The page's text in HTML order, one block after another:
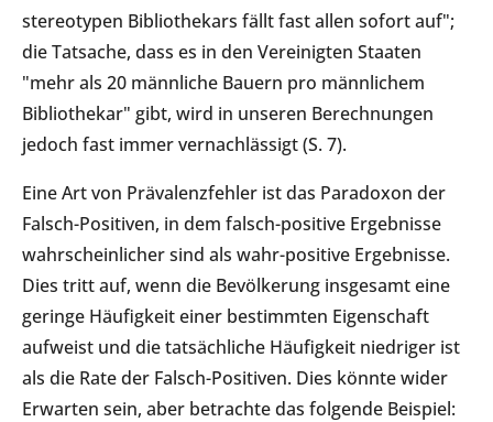
stereotypen Bibliothekars fällt fast allen sofort auf";
die Tatsache, dass es in den Vereinigten Staaten
"mehr als 20 männliche Bauern pro männlichem
Bibliothekar" gibt, wird in unseren Berechnungen
jedoch fast immer vernachlässigt (S. 7).
Eine Art von Prävalenzfehler ist das Paradoxon der
Falsch-Positiven, in dem falsch-positive Ergebnisse
wahrscheinlicher sind als wahr-positive Ergebnisse.
Dies tritt auf, wenn die Bevölkerung insgesamt eine
geringe Häufigkeit einer bestimmten Eigenschaft
aufweist und die tatsächliche Häufigkeit niedriger ist
als die Rate der Falsch-Positiven. Dies könnte wider
Erwarten sein, aber betrachte das folgende Beispiel: